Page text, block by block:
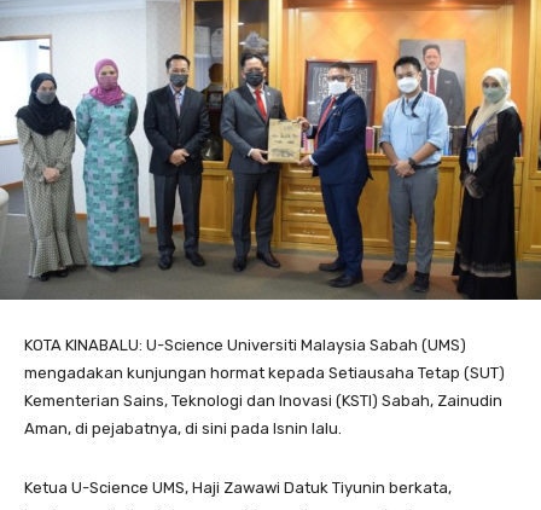
KOTA KINABALU: U-Science Universiti Malaysia Sabah (UMS)
mengadakan kunjungan hormat kepada Setiausaha Tetap (SUT)
Kementerian Sains, Teknologi dan Inovasi (KSTI) Sabah, Zainudin
Aman, di pejabatnya, di sini pada Isnin lalu.
Ketua U-Science UMS, Haji Zawawi Datuk Tiyunin berkata,